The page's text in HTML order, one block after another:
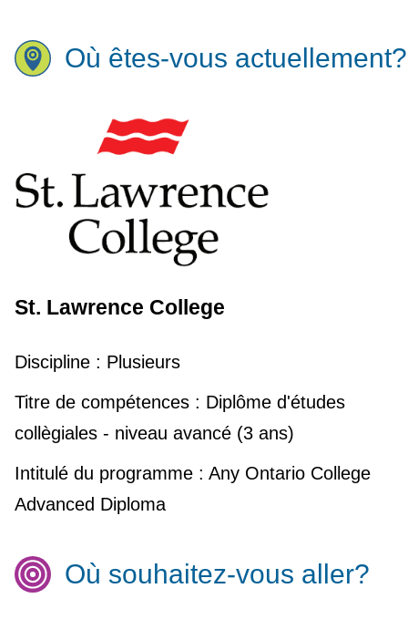
Où êtes-vous actuellement?
St. Lawrence College
Discipline : Plusieurs
Titre de compétences : Diplôme d'études
collègiales - niveau avancé (3 ans)
Intitulé du programme : Any Ontario College
Advanced Diploma
Où souhaitez-vous aller?